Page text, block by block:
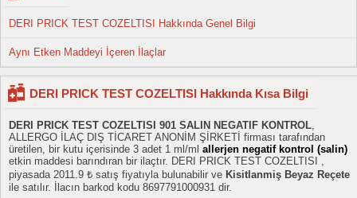
DERI PRICK TEST COZELTISI Hakkında Genel Bilgi
Aynı Etken Maddeyi İçeren İlaçlar
DERI PRICK TEST COZELTISI Hakkında Kısa Bilgi
DERI PRICK TEST COZELTISI 901 SALIN NEGATIF KONTROL,
ALLERGO İLAÇ DIŞ TİCARET ANONİM ŞİRKETİ firması tarafından
üretilen, bir kutu içerisinde 3 adet 1 ml/ml allerjen negatif kontrol (salin)
etkin maddesi barındıran bir ilaçtır. DERI PRICK TEST COZELTISI ,
piyasada 2011.9 ₺ satış fiyatıyla bulunabilir ve Kisitlanmiş Beyaz Reçete
ile satılır. İlacın barkod kodu 8697791000931 dir.